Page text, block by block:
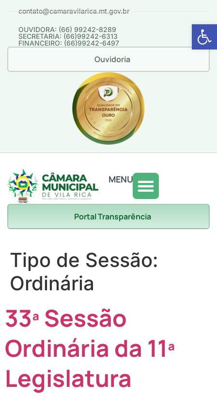
Abrir
contato@camaravilarica.mt.gov.br
OUVIDORA: (66) 99242-8289
SECRETARIA: (66)99242-6313
FINANCEIRO: (66)99242-6497
Ouvidoria
MENU
Portal Transparência
Tipo de Sessão:
Ordinária
33ª Sessão
Ordinária da 11ª
Legislatura